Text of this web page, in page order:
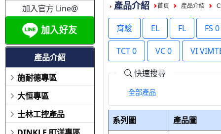
加入官方 Line@
產品介紹
施耐德專區
大恒專區
士林工控產品
產品介紹 首頁 產品介紹
育駿 EL FL FS 0
TCT 0 VC 0 VI
快速搜尋
全部產品
系列圖 產品圖